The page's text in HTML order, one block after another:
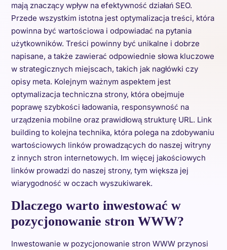
mają znaczący wpływ na efektywność działań SEO.
Przede wszystkim istotna jest optymalizacja treści, która
powinna być wartościowa i odpowiadać na pytania
użytkowników. Treści powinny być unikalne i dobrze
napisane, a także zawierać odpowiednie słowa kluczowe
w strategicznych miejscach, takich jak nagłówki czy
opisy meta. Kolejnym ważnym aspektem jest
optymalizacja techniczna strony, która obejmuje
poprawę szybkości ładowania, responsywność na
urządzenia mobilne oraz prawidłową strukturę URL. Link
building to kolejna technika, która polega na zdobywaniu
wartościowych linków prowadzących do naszej witryny
z innych stron internetowych. Im więcej jakościowych
linków prowadzi do naszej strony, tym większa jej
wiarygodność w oczach wyszukiwarek.
Dlaczego warto inwestować w
pozycjonowanie stron WWW?
Inwestowanie w pozycjonowanie stron WWW przynosi